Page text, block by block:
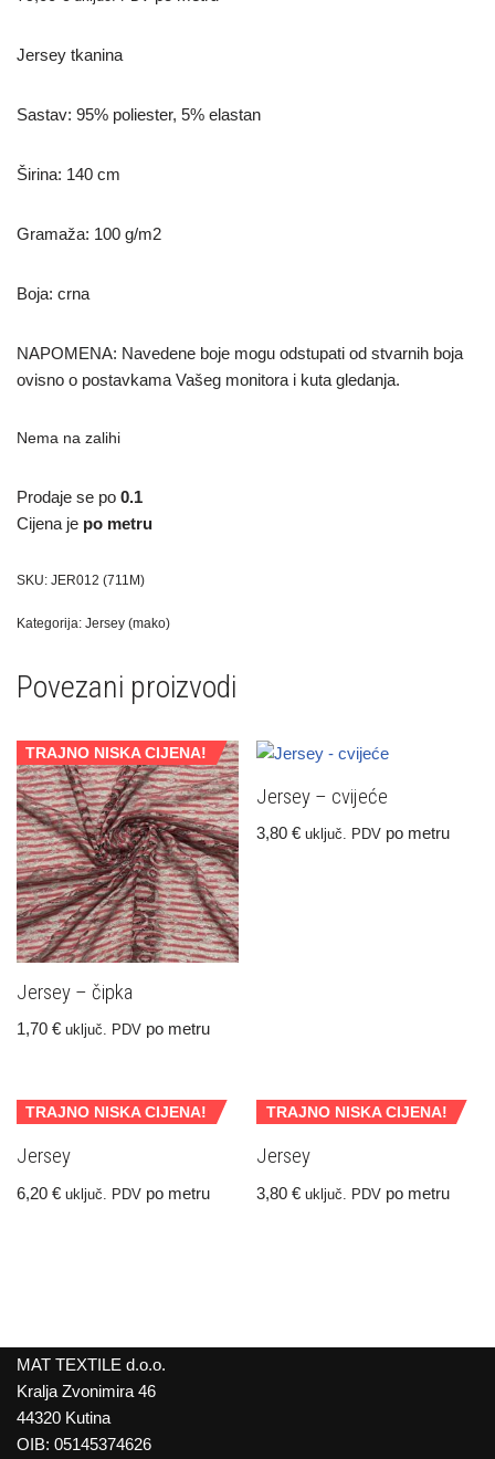
Jersey tkanina
Sastav: 95% poliester, 5% elastan
Širina: 140 cm
Gramaža: 100 g/m2
Boja: crna
NAPOMENA: Navedene boje mogu odstupati od stvarnih boja
ovisno o postavkama Vašeg monitora i kuta gledanja.
Nema na zalihi
Prodaje se po 0.1
Cijena je po metru
SKU: JER012 (711M)
Kategorija: Jersey (mako)
Povezani proizvodi
TRAJNO NISKA CIJENA!
Jersey – čipka
1,70 € uključ. PDV po metru
Jersey – cvijeće
3,80€ uključ. PDV po metru
TRAJNO NISKA CIJENA!
Jersey
6,20 € uključ. PDV po metru
TRAJNO NISKA CIJENA!
Jersey
3,80€ uključ. PDV po metru
MAT TEXTILE d.o.o.
Kralja Zvonimira 46
44320 Kutina
OIB: 05145374626